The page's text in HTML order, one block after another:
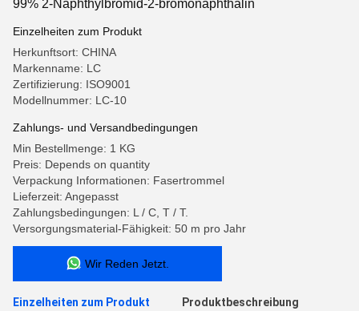
99% 2-Naphthylbromid-2-bromonaphthalin
Einzelheiten zum Produkt
Herkunftsort: CHINA
Markenname: LC
Zertifizierung: ISO9001
Modellnummer: LC-10
Zahlungs- und Versandbedingungen
Min Bestellmenge: 1 KG
Preis: Depends on quantity
Verpackung Informationen: Fasertrommel
Lieferzeit: Angepasst
Zahlungsbedingungen: L / C, T / T.
Versorgungsmaterial-Fähigkeit: 50 m pro Jahr
Wir Reden Jetzt.
Einzelheiten zum Produkt Produktbeschreibung